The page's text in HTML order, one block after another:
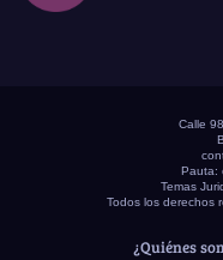
Calle
Pauta:
Temas
Todos los derechos
¿Quiénes